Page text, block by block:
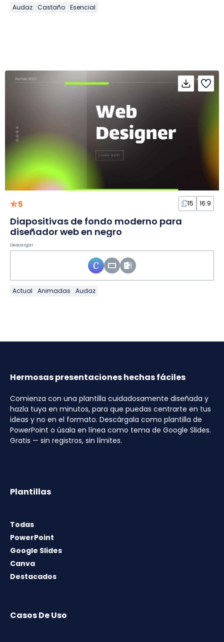
Audaz Castaño Esencial
5 15 16:9
Diapositivas de fondo moderno para
diseñador web en negro
Descargar
Actual Animadas Audaz
Hermosas presentaciones hechas fáciles
Comienza con una plantilla cuidadosamente diseñada y
hazla tuya en minutos, para que puedas centrarte en tus
ideas y no en el formato. Descárgala como plantilla de
PowerPoint o úsala en línea como tema de Google Slides.
Gratis — sin registros, sin límites.
Plantillas
Todas
PowerPoint
Google Slides
Canva
Destacados
Casos De Uso